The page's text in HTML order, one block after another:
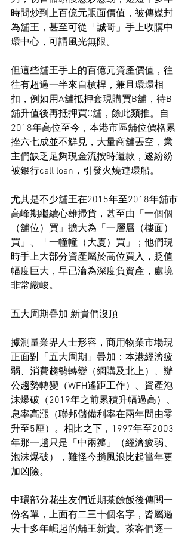
時間炒到上百億元賬面價值，被傳媒封
為舖王，甚至可從「誠哥」手上收購中
環中心，可謂風光無限。
但這些舖王手上的百億元資產價值，往
往有超過一半來自槓桿，兼且環環相
扣，例如用A舖抵押套現購買B舖，待B
舖升值後再抵押買C舖，餘此類推。自
2018年高位至今，本港市區舖位價格累
挫六七成並不鮮見，大量商舖丟空，業
主們缺乏足夠現金流按時還款，遂紛紛
被銀行call loan，引發火燒連環船。
尤其是不少舖王在2015年至2018年舖市
高峰期繼續心雄掃貨，甚至由「一個個
（舖位）買」擴大為「一層層（樓面）
買」、「一幢幢（大廈）買」；他們現
時手上大部分資產屬於高位買入，貶值
幅度巨大，早已淪為深度負資產，處境
非常嚴峻。
五大周期疊加 新貴們沒頂
據測量業界人士形容，商用物業市場現
正面對「五大周期」疊加：本港經濟疲
弱、消費趨勢轉變（網購及北上）、辦
公趨勢轉變（WFH遙距工作）、資產泡
沫爆破（2019年之前累積升幅過高）、
息率高漲（聯邦儲備利率在兩年間由零
升至5厘）。相比之下，1997年至2003
年那一趟只是「中兩瓣」（經濟疲弱、
泡沫爆破），難怪今趟風浪比起當年更
加凶險。
中環部分花生友們近期茶餘飯後傳閱一
份名單，上面有二三十個名字，皆屬過
去十多年崛起的舖王新貴。茶客們逐一